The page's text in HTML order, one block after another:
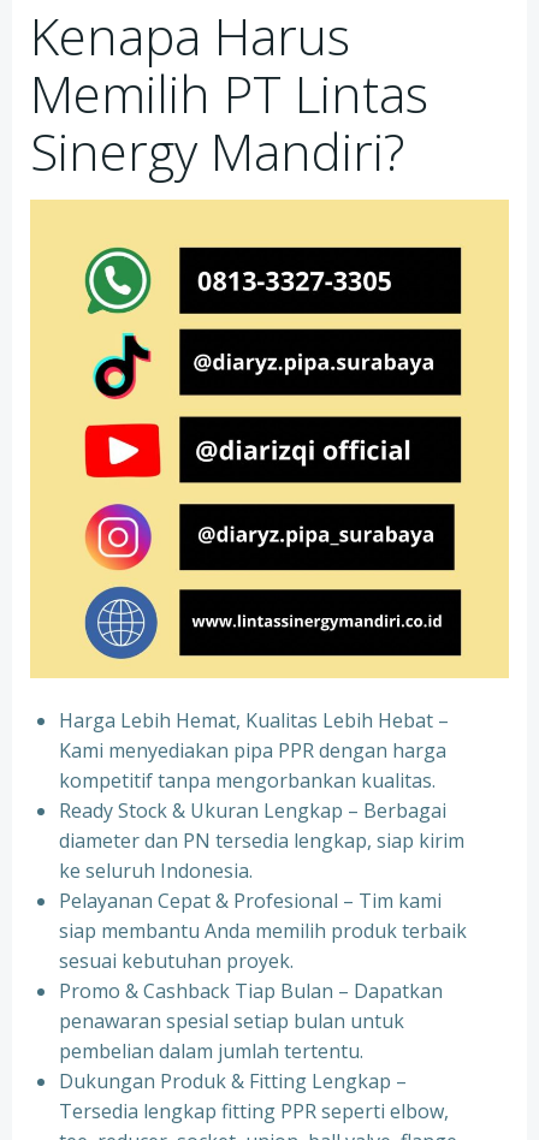
Kenapa Harus
Memilih PT Lintas
Sinergy Mandiri?
Harga Lebih Hemat, Kualitas Lebih Hebat –
Kami menyediakan pipa PPR dengan harga
kompetitif tanpa mengorbankan kualitas.
⁠Ready Stock & Ukuran Lengkap – Berbagai
diameter dan PN tersedia lengkap, siap kirim
ke seluruh Indonesia.
⁠Pelayanan Cepat & Profesional – Tim kami
siap membantu Anda memilih produk terbaik
sesuai kebutuhan proyek.
⁠Promo & Cashback Tiap Bulan – Dapatkan
penawaran spesial setiap bulan untuk
pembelian dalam jumlah tertentu.
⁠Dukungan Produk & Fitting Lengkap –
Tersedia lengkap fitting PPR seperti elbow,